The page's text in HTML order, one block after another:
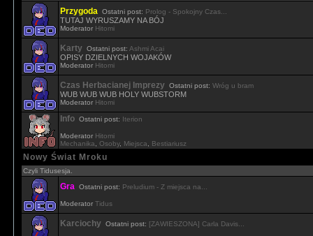
Przygoda Ostatni post: Prolog - Spokojny Czas...
TUTAJ WYRUSZAMY NA BÓJ
Moderator Hitomi
Karty Ostatni post: Ashmi Acai
OPISY DZIELNYCH WOJAKÓW
Moderator Hitomi
Czas Herbacianej Imprezy Ostatni post: Wróg u bram
WUB WUB WUB HOLY WUBSTORM
Moderator Hitomi
Info Ostatni post: Iterion
Moderator Hitomi
Mechanika
Osoby, Miejsca Bestiariusz
Nowy Świat Mroku
Czyli Tidusesja.
Gra Ostatni post: Preludium - Z miejsca na...
Moderator Tidus
Karciochy Ostatni post: [ZAWIESZONA] Carla Davis...